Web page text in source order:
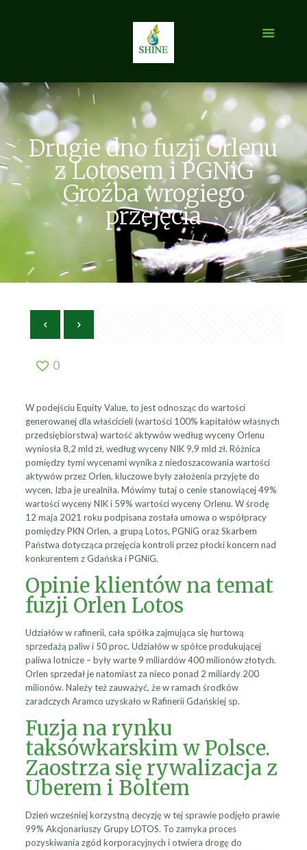
Drugie dno fuzji Orlenu
z Lotosem i PGNiG
Groźba wrogiego
przejęcia
0
W podejściu Equity Value, to jest odnosząc do wartości
generowanej dla właścicieli (wartości 100% kapitałów własnych
przedsiębiorstwa) wartość aktywów według wyceny Orlenu
wyniosła 8,2 mld zł, według wyceny NIK 9,9 mld zł. Różnica
pomiędzy tymi wycenami wynika z niedoszacowania wartości
aktywów przez Orlen, kluczowe były założenia przyjęte do
wycen, Izba je urealniła. Mówimy tutaj o cenie stanowiącej 49%
wartości wyceny NIK i 59% wartości wyceny Orlenu. W środę
12 maja 2021 roku podpisana została umowa o współpracy
pomiędzy PKN Orlen, a grupą Lotos, PGNiG oraz Skarbem
Państwa dotycząca przejęcia kontroli przez płocki koncern nad
konkurentem z Gdańska i PGNiG.
Opinie klientów na temat
fuzji Orlen Lotos
Udziałów w rafinerii, cała spółka zajmująca się hurtową
sprzedażą paliw i 50 proc. Udziałów w spółce produkującej
paliwa lotnicze – były warte 9 miliardów 400 milionów złotych.
Orlen sprzedał je natomiast za nieco ponad 2 miliardy 200
milionów. Należy też zauważyć, że w ramach środków
zaradczych Aramco uzyskało w Rafinerii Gdańskiej sp.
Fuzja na rynku
taksówkarskim w Polsce.
Zaostrza się rywalizacja z
Uberem i Boltem
Dzień wcześniej korzystną decyzję w tej sprawie podjęło prawie
99% Akcjonariuszy Grupy LOTOS. To zamyka proces
pozyskiwania zgód korporacyjnych i otwiera drogę do